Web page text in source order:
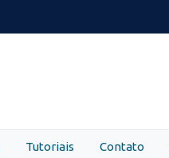
Tutoriais Contato